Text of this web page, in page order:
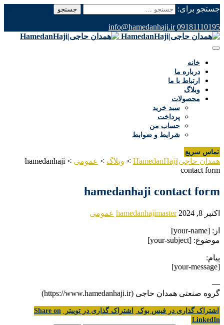
جستجو برای:
09181110195
info@hamedanhaji.ir
خانه
درباره ما
ارتباط با ما
وبلاگ
محصولات
سبد خرید
پرداخت
حساب من
شرایط و ضوابط
تماس سریع
همدان حاجی|HamedanHaji > وبلاگ > عمومی >
hamedanhaji
contact form
hamedanhaji contact form
اکتبر 8, 2024 hamedanhajimaster عمومی
از: [your-name]
موضوع: [your-subject]
پیام:
[your-message]
—
گروه صنعتی همدان حاجی (https://www.hamedanhaji.ir)
اشتراک گذاری در فیس بوک اشتراک گذاری در توییتر
Share on
LinkedIn